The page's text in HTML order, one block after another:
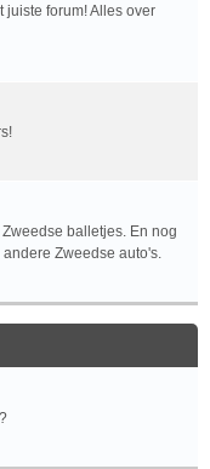
juiste forum! Alles over
balletjes. En nog
Zweedse auto's.